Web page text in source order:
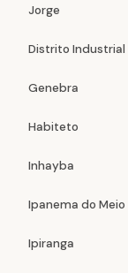
Jorge
Distrito Industrial
Genebra
Habiteto
Inhayba
Ipanema do Meio
Ipiranga